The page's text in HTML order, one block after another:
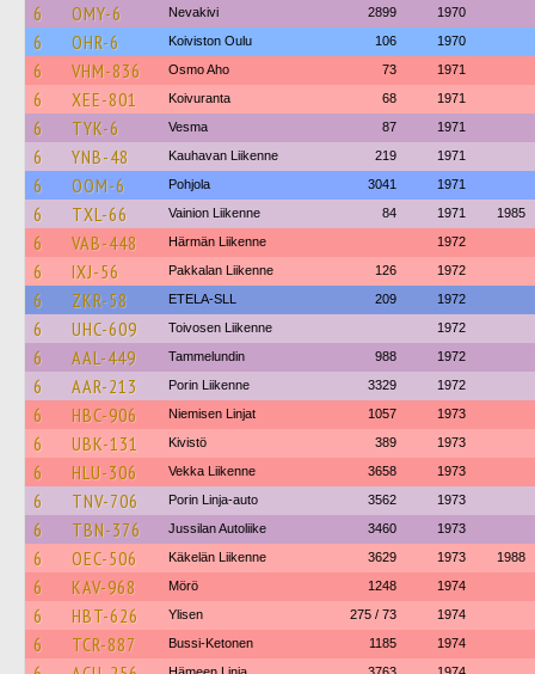
6 OMY-6 Nevakivi 2899 1970
6 OHR-6 Koiviston Oulu 106 1970
6 VHM-836 Osmo Aho 73 1971
6 XEE-801 Koivuranta 68 1971
6 TYK-6 Vesma 87 1971
6 YNB-48 Kauhavan Liikenne 219 1971
6 OOM-6 Pohjola 3041 1971
6 TXL-66 Vainion Liikenne 84 1971 1985
6 VAB-448 Härmän Liikenne 1972
6 IXJ-56 Pakkalan Liikenne 126 1972
6 ZKR-58 ETELA-SLL 209 1972
6 UHC-609 Toivosen Liikenne 1972
6 AAL-449 Tammelundin 988 1972
6 AAR-213 Porin Liikenne 3329 1972
6 HBC-906 Niemisen Linjat 1057 1973
6 UBK-131 Kivistö 389 1973
6 HLU-306 Vekka Liikenne 3658 1973
6 TNV-706 Porin Linja-auto 3562 1973
6 TBN-376 Jussilan Autoliike 3460 1973
6 OEC-506 Käkelän Liikenne 3629 1973 1988
6 KAV-968 Mörö 1248 1974
6 HBT-626 Ylisen 275 / 73 1974
6 TCR-887 Bussi-Ketonen 1185 1974